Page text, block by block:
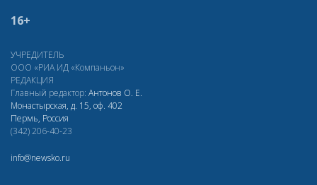
16+
УЧРЕДИТЕЛЬ
ООО «РИА ИД «Компаньон»
РЕДАКЦИЯ
Главный редактор: Антонов О. Е.
Монастырская, д. 15, оф. 402
Пермь, Россия
(342) 206-40-23
info@newsko.ru